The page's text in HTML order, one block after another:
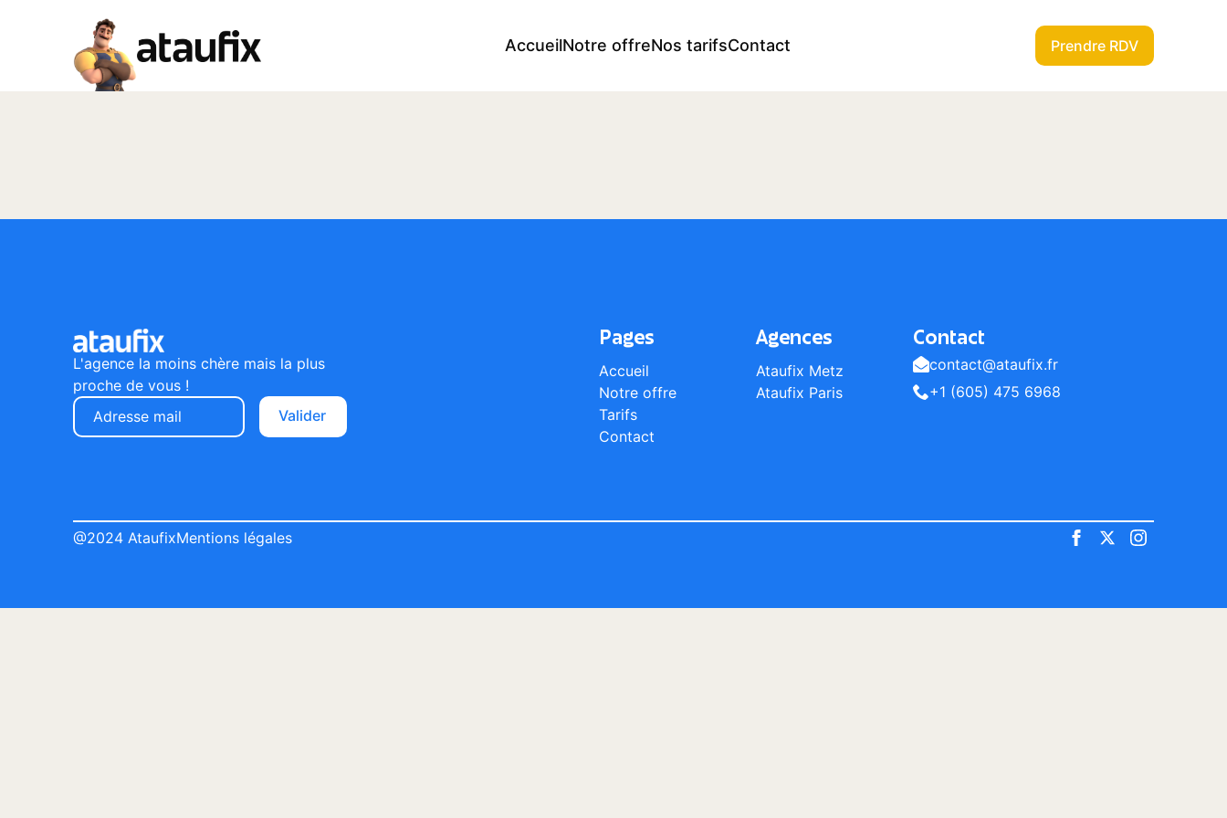
AccueilNotre offreNos tarifsContact Prendre RDV
L'agence la moins chère mais la plus
proche de vous !
Valider
Pages
Accueil
Notre offre
Tarifs
Contact
Agences
Ataufix Metz
Ataufix Paris
Contact
contact@ataufix.fr
+1 (605) 475 6968
@2024 AtaufixMentions légales